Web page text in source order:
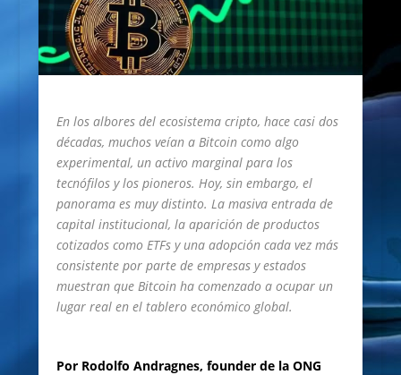
En los albores del ecosistema cripto, hace casi dos
décadas, muchos veían a Bitcoin como algo
experimental, un activo marginal para los
tecnófilos y los pioneros. Hoy, sin embargo, el
panorama es muy distinto. La masiva entrada de
capital institucional, la aparición de productos
cotizados como ETFs y una adopción cada vez más
consistente por parte de empresas y estados
muestran que Bitcoin ha comenzado a ocupar un
lugar real en el tablero económico global.
Por Rodolfo Andragnes, founder de la ONG